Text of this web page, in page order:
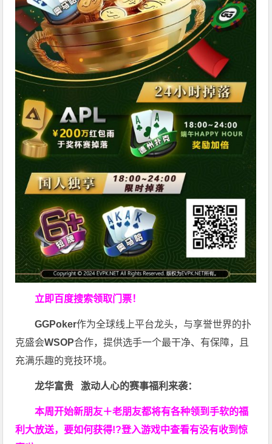
立即百度搜索领取门票！
GGPoker作为全球线上平台龙头，与享誉世界的扑
克盛会WSOP合作，提供选手一个最干净、有保障，且
充满乐趣的竞技环境。
龙华富贵 激动人心的赛事福利来袭：
本周开始新朋友＋老朋友都将有各种领到手软的福
利大放送，要如何获得!?登入游戏中查看有没有收到惊